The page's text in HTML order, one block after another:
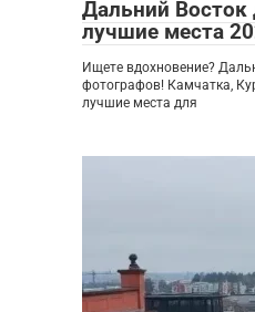
Дальний Восток
лучшие места
Ищете вдохновение?
фотографов! Камчатка,
лучшие места для